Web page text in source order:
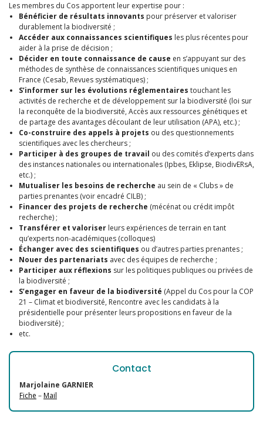
Les membres du Cos apportent leur expertise pour :
Bénéficier de résultats innovants pour préserver et valoriser
durablement la biodiversité ;
Accéder aux connaissances scientifiques les plus récentes pour
aider à la prise de décision ;
Décider en toute connaissance de cause en s’appuyant sur des
méthodes de synthèse de connaissances scientifiques uniques en
France (Cesab, Revues systématiques) ;
S’informer sur les évolutions réglementaires touchant les
activités de recherche et de développement sur la biodiversité (loi sur
la reconquête de la biodiversité, Accès aux ressources génétiques et
de partage des avantages découlant de leur utilisation (APA), etc.) ;
Co-construire des appels à projets ou des questionnements
scientifiques avec les chercheurs ;
Participer à des groupes de travail ou des comités d’experts dans
des instances nationales ou internationales (Ipbes, Eklipse, BiodivERsA,
etc.) ;
Mutualiser les besoins de recherche au sein de « Clubs » de
parties prenantes (voir encadré CILB) ;
Financer des projets de recherche (mécénat ou crédit impôt
recherche) ;
Transférer et valoriser leurs expériences de terrain en tant
qu’experts non-académiques (colloques)
Échanger avec des scientifiques ou d’autres parties prenantes ;
Nouer des partenariats avec des équipes de recherche ;
Participer aux réflexions sur les politiques publiques ou privées de
la biodiversité ;
S’engager en faveur de la biodiversité (Appel du Cos pour la COP
21 – Climat et biodiversité, Rencontre avec les candidats à la
présidentielle pour présenter leurs propositions en faveur de la
biodiversité) ;
etc.
Contact
Marjolaine GARNIER
Fiche –Mail